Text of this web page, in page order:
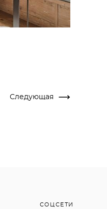
Следующая
СОЦСЕТИ